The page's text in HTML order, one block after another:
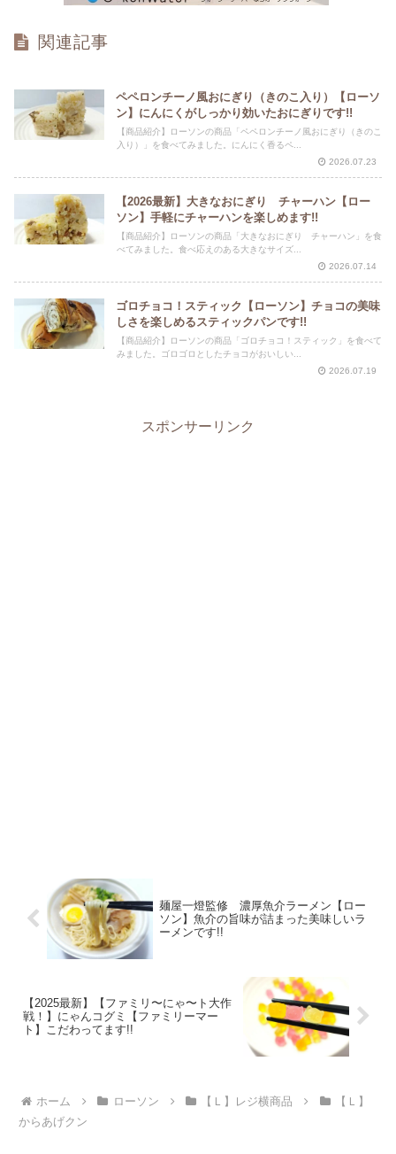
関連記事
ペペロンチーノ風おにぎり（きのこ入り）【ローソ
ン】にんにくがしっかり効いたおにぎりです!!
【商品紹介】ローソンの商品「ペペロンチーノ風おにぎり（きのこ
入り）」を食べてみました。にんにく香るペ...
2026.07.23
【2026最新】大きなおにぎり チャーハン【ロー
ソン】手軽にチャーハンを楽しめます!!
【商品紹介】ローソンの商品「大きなおにぎり チャーハン」を食
べてみました。食べ応えのある大きなサイズ...
2026.07.14
ゴロチョコ！スティック【ローソン】チョコの美味
しさを楽しめるスティックパンです!!
【商品紹介】ローソンの商品「ゴロチョコ！スティック」を食べて
みました。ゴロゴロとしたチョコがおいしい...
2026.07.19
スポンサーリンク
麺屋一燈監修 濃厚魚介ラーメン【ロー
ソン】魚介の旨味が詰まった美味しいラ
ーメンです!!
【2025最新】【ファミリ〜にゃ〜ト大作
戦！】にゃんコグミ【ファミリーマー
ト】こだわってます!!
ホーム ローソン 【Ｌ】レジ横商品
【Ｌ】
からあげクン